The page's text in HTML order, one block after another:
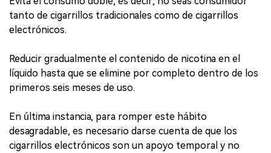
tanto de cigarrillos tradicionales como de cigarrillos
electrónicos.
Reducir gradualmente el contenido de nicotina en el
líquido hasta que se elimine por completo dentro de los
primeros seis meses de uso.
En última instancia, para romper este hábito
desagradable, es necesario darse cuenta de que los
cigarrillos electrónicos son un apoyo temporal y no